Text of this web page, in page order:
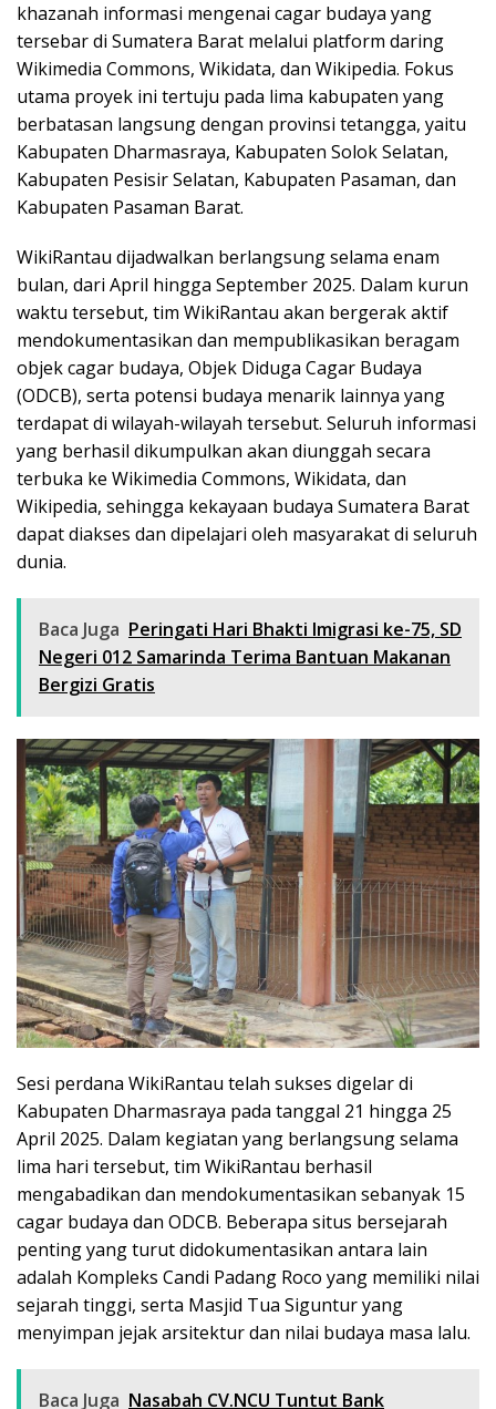
khazanah informasi mengenai cagar budaya yang
tersebar di Sumatera Barat melalui platform daring
Wikimedia Commons, Wikidata, dan Wikipedia. Fokus
utama proyek ini tertuju pada lima kabupaten yang
berbatasan langsung dengan provinsi tetangga, yaitu
Kabupaten Dharmasraya, Kabupaten Solok Selatan,
Kabupaten Pesisir Selatan, Kabupaten Pasaman, dan
Kabupaten Pasaman Barat.
WikiRantau dijadwalkan berlangsung selama enam
bulan, dari April hingga September 2025. Dalam kurun
waktu tersebut, tim WikiRantau akan bergerak aktif
mendokumentasikan dan mempublikasikan beragam
objek cagar budaya, Objek Diduga Cagar Budaya
(ODCB), serta potensi budaya menarik lainnya yang
terdapat di wilayah-wilayah tersebut. Seluruh informasi
yang berhasil dikumpulkan akan diunggah secara
terbuka ke Wikimedia Commons, Wikidata, dan
Wikipedia, sehingga kekayaan budaya Sumatera Barat
dapat diakses dan dipelajari oleh masyarakat di seluruh
dunia.
Baca Juga Peringati Hari Bhakti Imigrasi ke-75, SD
Negeri 012 Samarinda Terima Bantuan Makanan
Bergizi Gratis
Sesi perdana WikiRantau telah sukses digelar di
Kabupaten Dharmasraya pada tanggal 21 hingga 25
April 2025. Dalam kegiatan yang berlangsung selama
lima hari tersebut, tim WikiRantau berhasil
mengabadikan dan mendokumentasikan sebanyak 15
cagar budaya dan ODCB. Beberapa situs bersejarah
penting yang turut didokumentasikan antara lain
adalah Kompleks Candi Padang Roco yang memiliki nilai
sejarah tinggi, serta Masjid Tua Siguntur yang
menyimpan jejak arsitektur dan nilai budaya masa lalu.
Baca Juga Nasabah CV.NCU Tuntut Bank